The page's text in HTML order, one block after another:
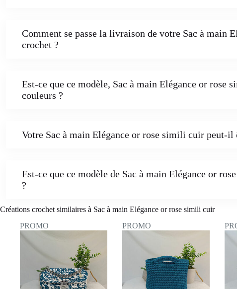
Comment se passe la livraison de votre Sac à main
crochet ?
Est-ce que ce modèle, Sac à main Elégance or rose
couleurs ?
Votre Sac à main Elégance or rose simili cuir peut-il
Est-ce que ce modèle de Sac à main Elégance or
?
Créations crochet similaires à Sac à main Elégance or rose simili cuir
PROMO
PROMO